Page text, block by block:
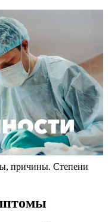
причины. Степени